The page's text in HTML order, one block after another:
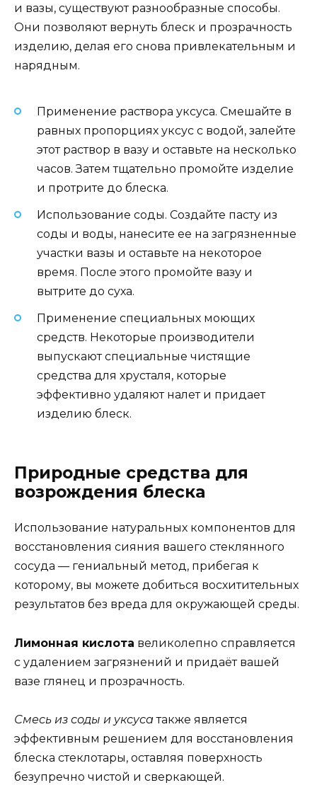
и вазы, существуют разнообразные способы.
Они позволяют вернуть блеск и прозрачность
изделию, делая его снова привлекательным и
нарядным.
Применение раствора уксуса. Смешайте в
равных пропорциях уксус с водой, залейте
этот раствор в вазу и оставьте на несколько
часов. Затем тщательно промойте изделие
и протрите до блеска.
Использование соды. Создайте пасту из
соды и воды, нанесите ее на загрязненные
участки вазы и оставьте на некоторое
время. После этого промойте вазу и
вытрите до суха.
Применение специальных моющих
средств. Некоторые производители
выпускают специальные чистящие
средства для хрусталя, которые
эффективно удаляют налет и придает
изделию блеск.
Природные средства для
возрождения блеска
Использование натуральных компонентов для
восстановления сияния вашего стеклянного
сосуда — гениальный метод, прибегая к
которому, вы можете добиться восхитительных
результатов без вреда для окружающей среды.
Лимонная кислота великолепно справляется
с удалением загрязнений и придаёт вашей
вазе глянец и прозрачность.
Смесь из соды и уксусатакже является
эффективным решением для восстановления
блеска стеклотары, оставляя поверхность
безупречно чистой и сверкающей.